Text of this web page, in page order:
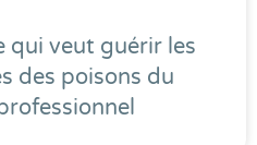
qui veut guérir les
des poisons du